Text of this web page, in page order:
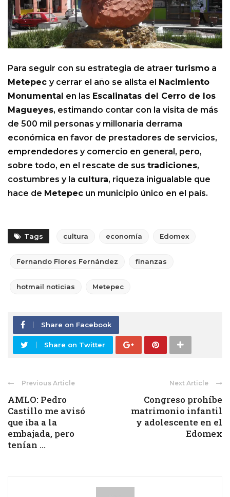
Para seguir con su estrategia de atraer turismo a
Metepec y cerrar el año se alista el Nacimiento
Monumental en las Escalinatas del Cerro de los
Magueyes, estimando contar con la visita de más
de 500 mil personas y millonaria derrama
económica en favor de prestadores de servicios,
emprendedores y comercio en general, pero,
sobre todo, en el rescate de sus tradiciones,
costumbres y la cultura, riqueza inigualable que
hace de Metepec un municipio único en el país.
Tags cultura economía Edomex
Fernando Flores Fernández finanzas
hotmail noticias Metepec
Share on Facebook
Share on Twitter
Previous Article
AMLO: Pedro
Castillo me avisó
que iba a la
embajada, pero
tenían ...
Next Article
Congreso prohíbe
matrimonio infantil
y adolescente en el
Edomex